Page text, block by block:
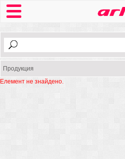
Продукция
Елемент не знайдено.